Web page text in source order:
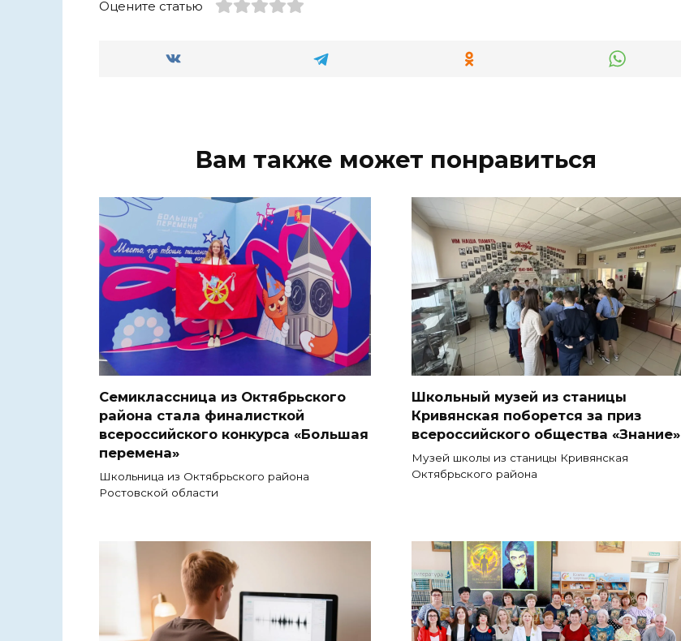
Оцените статью
Вам также может понравиться
Семиклассница из Октябрьского
района стала финалисткой
всероссийского конкурса «Большая
перемена»
Школьница из Октябрьского района
Ростовской области
Школьный музей из станицы
Кривянская поборется за приз
всероссийского общества «Знание»
Музей школы из станицы Кривянская
Октябрьского района